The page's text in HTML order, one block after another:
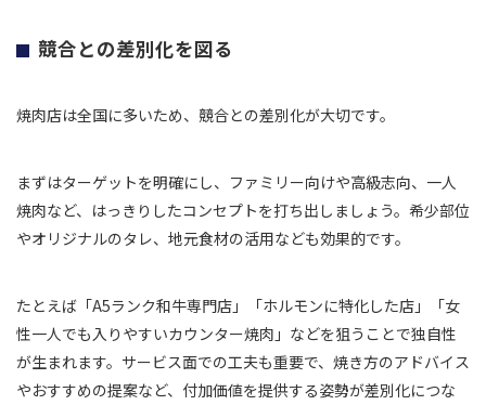
競合との差別化を図る
焼肉店は全国に多いため、競合との差別化が大切です。
まずはターゲットを明確にし、ファミリー向けや高級志向、一人
焼肉など、はっきりしたコンセプトを打ち出しましょう。希少部位
やオリジナルのタレ、地元食材の活用なども効果的です。
たとえば「A5ランク和牛専門店」「ホルモンに特化した店」「女
性一人でも入りやすいカウンター焼肉」などを狙うことで独自性
が生まれます。サービス面での工夫も重要で、焼き方のアドバイス
やおすすめの提案など、付加価値を提供する姿勢が差別化につな